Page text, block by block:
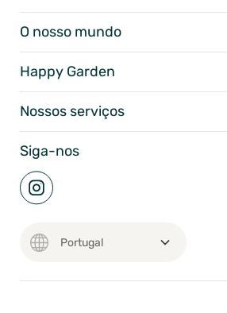
O nosso mundo
Happy Garden
Nossos serviços
Siga-nos